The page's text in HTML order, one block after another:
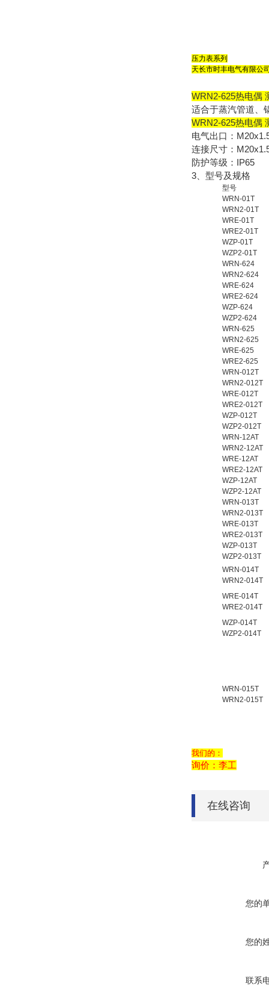
压力表系列
天长市时丰电气有限公
WRN2-625热电偶
适合于蒸汽管道、
WRN2-625热电偶
电气出口：
连接尺寸：
防护等级：IP65
3、型号及规格
型号
WRN-01T
WRN2-01T
WRE-01T
WRE2-01T
WZP-01T
WZP2-01T
WRN-624
WRN2-624
WRE-624
WRE2-624
WZP-624
WZP2-624
WRN-625
WRN2-625
WRE-625
WRE2-625
WRN-012T
WRN2-012T
WRE-012T
WRE2-012T
WZP-012T
WZP2-012T
WRN-12AT
WRN2-12AT
WRE-12AT
WRE2-12AT
WZP-12AT
WZP2-12AT
WRN-013T
WRN2-013T
WRE-013T
WRE2-013T
WZP-013T
WZP2-013T
WRN-014T
WRN2-014T
WRE-014T
WRE2-014T
WZP-014T
WZP2-014T
WRN-015T
WRN2-015T
我们的：
询价：李工
在线咨询
您的
您的
联系